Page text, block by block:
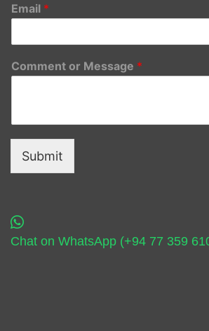
Email *
Comment or Message *
Submit
Chat on WhatsApp (+94 77 359